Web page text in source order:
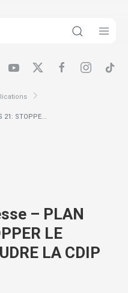
21: STOPPE...
– PLAN
LE
LA CDIP